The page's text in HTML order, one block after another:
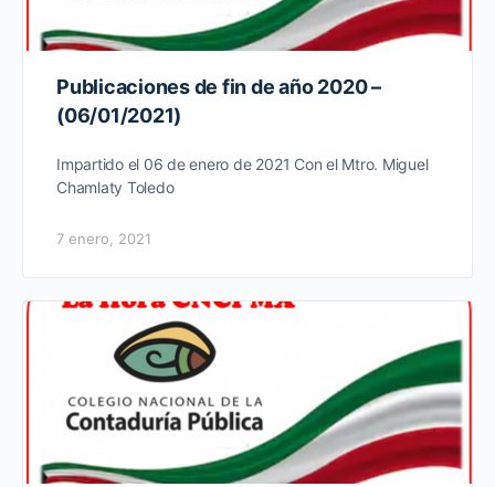
Publicaciones de fin de año 2020 –
(06/01/2021)
Impartido el 06 de enero de 2021 Con el Mtro. Miguel
Chamlaty Toledo
7 enero, 2021